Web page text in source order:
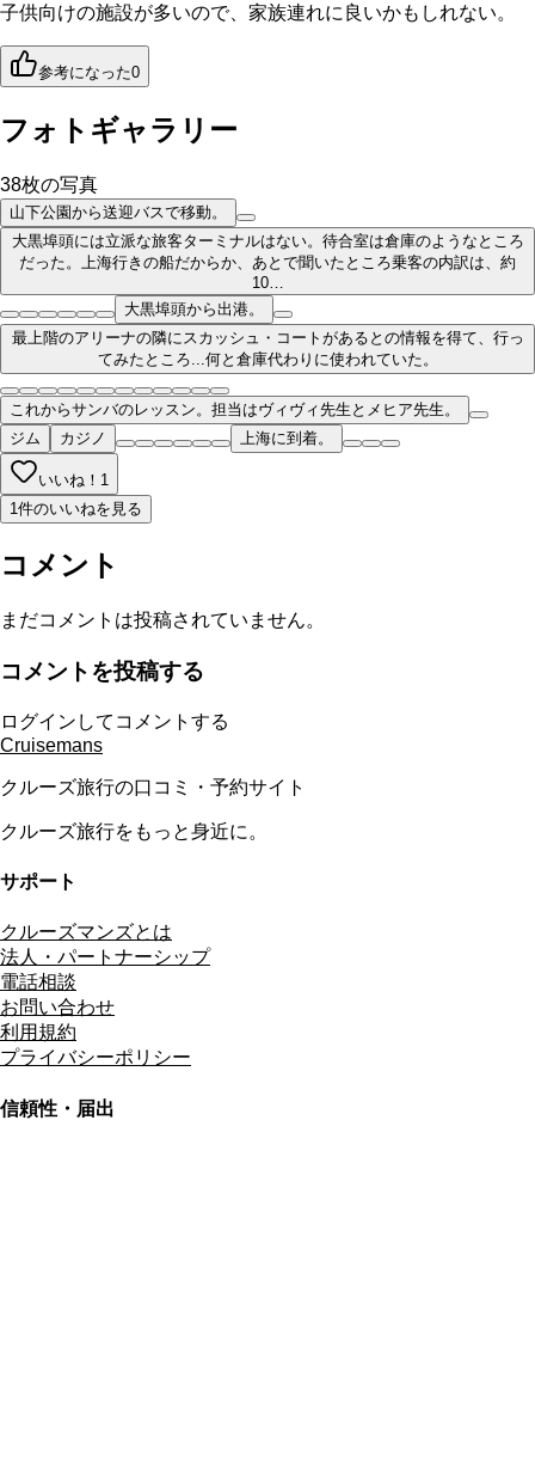
子供向けの施設が多いので、家族連れに良いかもしれない。
参考になった0
フォトギャラリー
38枚の写真
山下公園から送迎バスで移動。
大黒埠頭には立派な旅客ターミナルはない。待合室は倉庫のようなところ
だった。上海行きの船だからか、あとで聞いたところ乗客の内訳は、約
10…
大黒埠頭から出港。
最上階のアリーナの隣にスカッシュ・コートがあるとの情報を得て、行っ
てみたところ...何と倉庫代わりに使われていた。
これからサンバのレッスン。担当はヴィヴィ先生とメヒア先生。
ジム
カジノ 上海に到着。
いいね！ 1
1件のいいねを見る
コメント
まだコメントは投稿されていません。
コメントを投稿する
ログインしてコメントする
Cruisemans
クルーズ旅行の口コミ・予約サイト
クルーズ旅行をもっと身近に。
サポート
クルーズマンズとは
法人・パートナーシップ
電話相談
お問い合わせ
利用規約
プライバシーポリシー
信頼性・届出